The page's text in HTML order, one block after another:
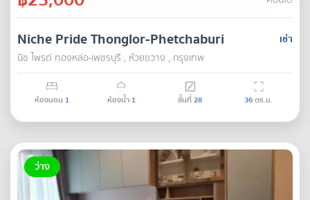
เช่า
Niche Pride Thonglor-Phetchaburi
นิช ไพรด์ ทองหล่อ-เพชรบุรี , ห้วยขวาง , กรุงเทพ
ห้องนอน 1 ห้องน้ำ 1 ชั้นที่28 36ตร.ม.
ว่าง